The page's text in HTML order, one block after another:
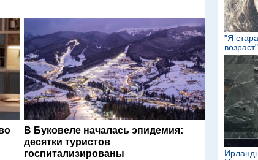
В Буковеле началась эпидемия:
десятки туристов
госпитализированы